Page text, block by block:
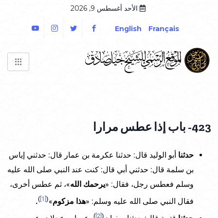
الأحد أغسطس 9, 2026
Français
English
423- باب إذا عطس مرارا
حدثنا أبو الوليد قال: حدثنا عكرمة بن عمار قال: حدثني إياس
بن سلمة قال: حدثني أبي قال: كنت عند النبي صلى الله عليه
وسلم فعطس رجل، فقال: «يرحمك الله»، ثم عطس أخرى،
فقال النبي صلى الله عليه وسلم: «هذا مزكوم»
(
)
.
(
)